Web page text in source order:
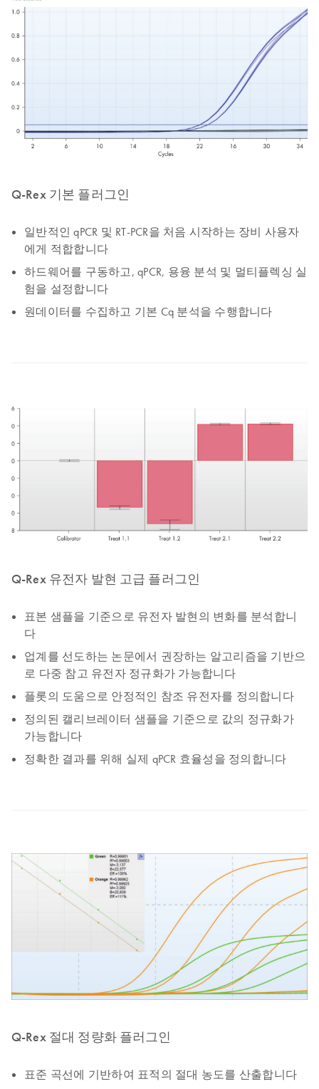
Q-Rex 기본 플러그인
일반적인 qPCR 및 RT-PCR을 처음 시작하는 장비 사용자
에게 적합합니다
하드웨어를 구동하고, qPCR, 용융 분석 및 멀티플렉싱 실
험을 설정합니다
원데이터를 수집하고 기본 Cq 분석을 수행합니다
Q-Rex 유전자 발현 고급 플러그인
표본 샘플을 기준으로 유전자 발현의 변화를 분석합니
다
업계를 선도하는 논문에서 권장하는 알고리즘을 기반으
로 다중 참고 유전자 정규화가 가능합니다
플롯의 도움으로 안정적인 참조 유전자를 정의합니다
정의된 캘리브레이터 샘플을 기준으로 값의 정규화가
가능합니다
정확한 결과를 위해 실제 qPCR 효율성을 정의합니다
Q-Rex 절대 정량화 플러그인
표준 곡선에 기반하여 표적의 절대 농도를 산출합니다